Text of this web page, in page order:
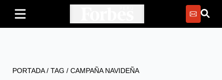
PORTADA/ TAG / CAMPAÑA NAVIDEÑA